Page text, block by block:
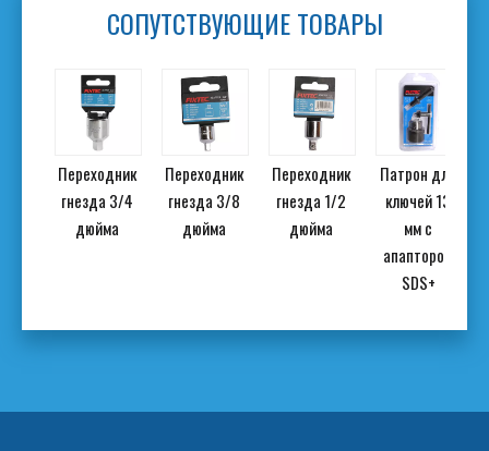
СОПУТСТВУЮЩИЕ ТОВАРЫ
Переходник
гнезда 3/4
дюйма
Переходник
гнезда 3/8
дюйма
Переходник
гнезда 1/2
дюйма
Патрон для
ключей 13
мм с
апаптором
SDS+